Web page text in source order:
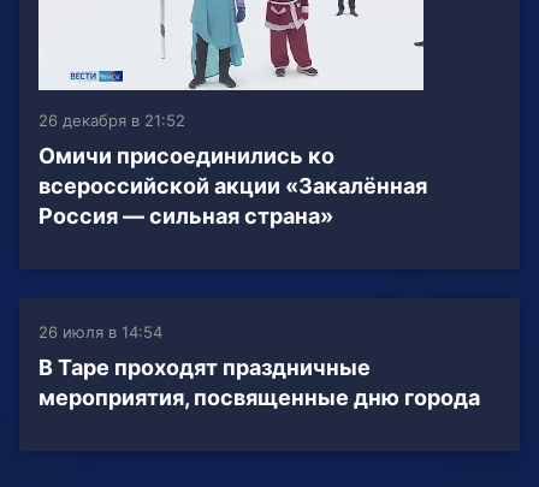
26 декабря в 21:52
Омичи присоединились ко
всероссийской акции «Закалённая
Россия — сильная страна»
26 июля в 14:54
В Таре проходят праздничные
мероприятия, посвященные дню города